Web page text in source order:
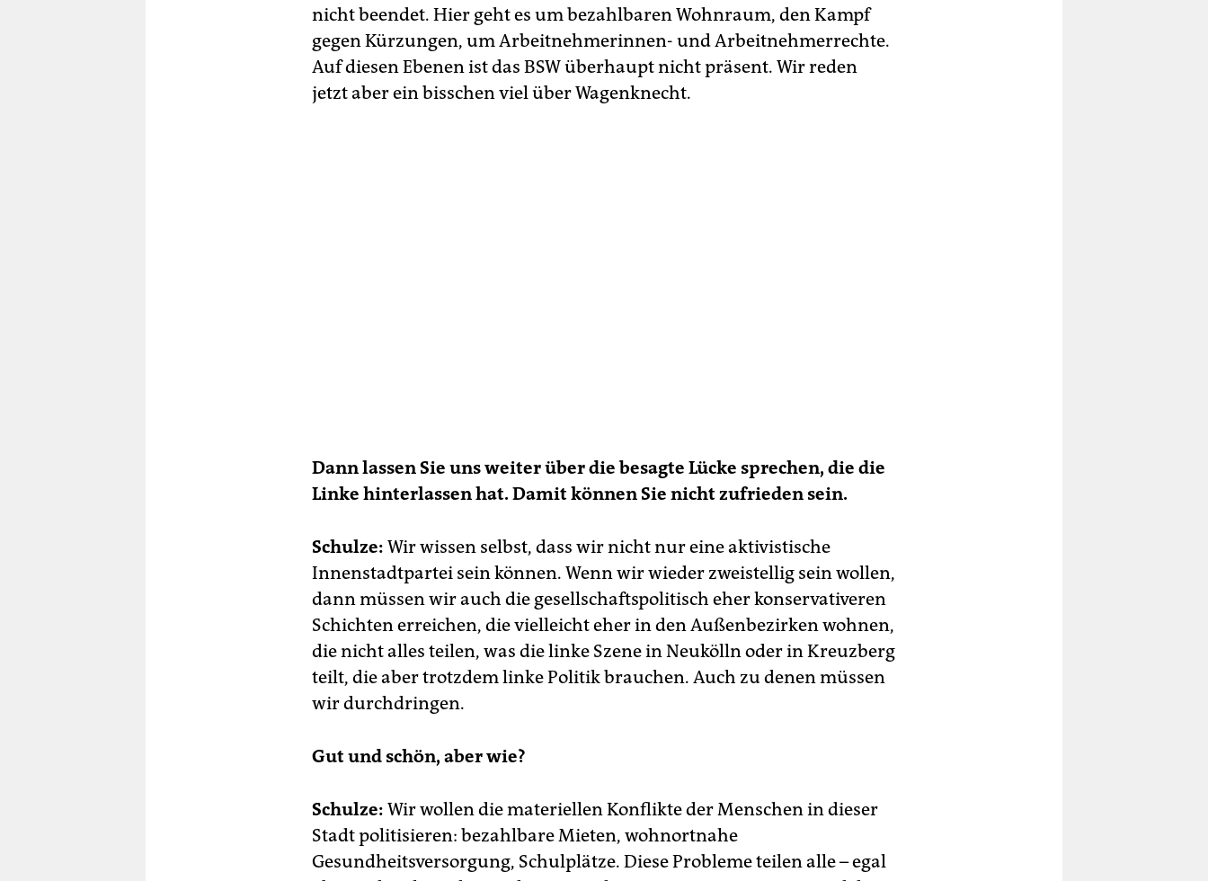
nicht beendet. Hier geht es um bezahlbaren Wohnraum, den Kampf
gegen Kürzungen, um Arbeitnehmerinnen- und Arbeitnehmerrechte.
Auf diesen Ebenen ist das BSW überhaupt nicht präsent. Wir reden
jetzt aber ein bisschen viel über Wagenknecht.
Dann lassen Sie uns weiter über die besagte Lücke sprechen, die die
Linke hinterlassen hat. Damit können Sie nicht zufrieden sein.
Schulze: Wir wissen selbst, dass wir nicht nur eine aktivistische
Innenstadtpartei sein können. Wenn wir wieder zweistellig sein wollen,
dann müssen wir auch die gesellschaftspolitisch eher konservativeren
Schichten erreichen, die vielleicht eher in den Außenbezirken wohnen,
die nicht alles teilen, was die linke Szene in Neukölln oder in Kreuzberg
teilt, die aber trotzdem linke Politik brauchen. Auch zu denen müssen
wir durchdringen.
Gut und schön, aber wie?
Schulze: Wir wollen die materiellen Konflikte der Menschen in dieser
Stadt politisieren: bezahlbare Mieten, wohnortnahe
Gesundheitsversorgung, Schulplätze. Diese Probleme teilen alle – egal